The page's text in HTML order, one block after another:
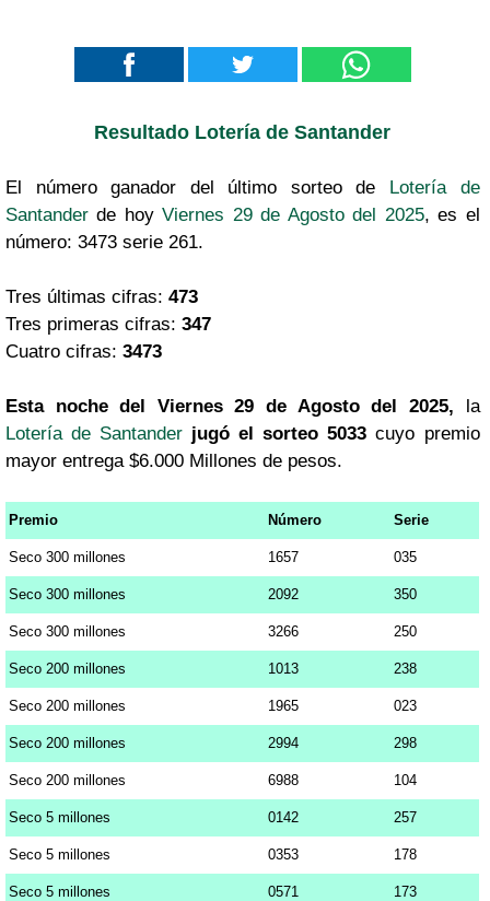
Resultado Lotería de Santander
El número ganador del último sorteo de Lotería de
Santander de hoyViernes 29 de Agosto del 2025, es el
número: 3473 serie 261.
Tres últimas cifras: 473
Tres primeras cifras: 347
Cuatro cifras: 3473
Esta noche del Viernes 29 de Agosto del 2025, la
Lotería de Santander jugó el sorteo 5033 cuyo premio
mayor entrega $6.000 Millones de pesos.
Premio Número Serie
Seco 300 millones 1657 035
Seco 300 millones 2092 350
Seco 300 millones 3266 250
Seco 200 millones 1013 238
Seco 200 millones 1965 023
Seco 200 millones 2994 298
Seco 200 millones 6988 104
Seco 5 millones 0142 257
Seco 5 millones 0353 178
Seco 5 millones 0571 173